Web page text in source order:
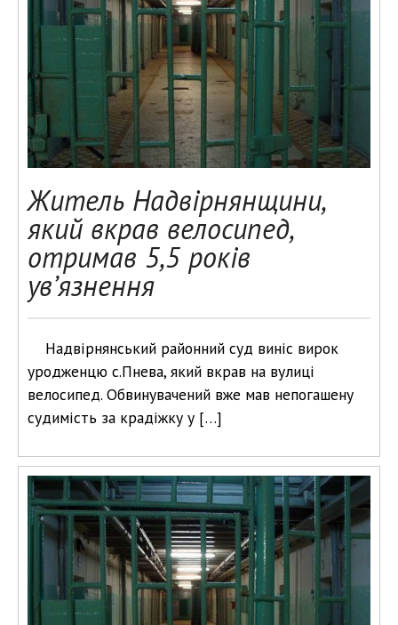
Житель Надвірнянщини,
який вкрав велосипед,
отримав 5,5 років
ув’язнення
Надвірнянський районний суд виніс вирок
уродженцю с.Пнева, який вкрав на вулиці
велосипед. Обвинувачений вже мав непогашену
судимість за крадіжку у […]